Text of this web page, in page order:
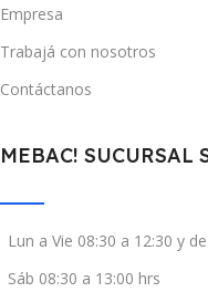
Empresa
Trabajá con nosotros
Contáctanos
MEBAC! SUCURSAL
Lun a Vie 08:30 a 12:30 y
Sáb 08:30 a 13:00 hrs